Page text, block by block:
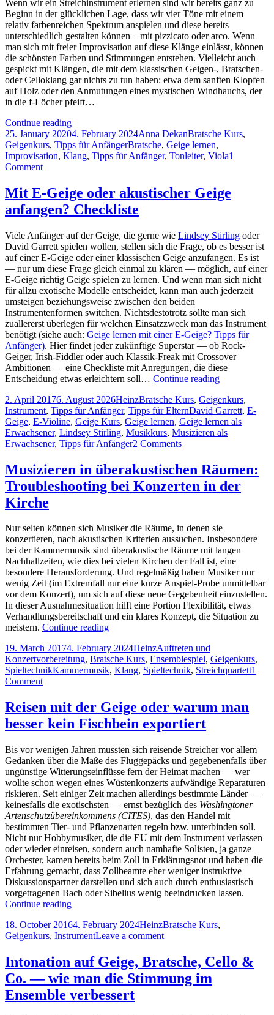
Wenn wir ein Streichinstrument erlernen sind wir bereits ganz zu
Beginn in der glücklichen Lage, dass wir vier Töne mit einem
relativ farbenreichen Spektrum anspielen und diese bereits
unterschiedlich gestalten können – mit pizzicato oder arco. Wenn
man sich mit freier Improvisation auf diese Klänge einlässt, können
die schönsten Farben und Stimmungen entstehen. Vielleicht auch
gespickt mit Klängen, die mit dem klassischen Geigen-, Bratschen-
oder Celloklang gar nichts zu tun haben: etwa dem sanften Klopfen
auf Holz oder den Anmutungen eines mystischen Windhauchs, der
in die f-Löcher pfeift…
Continue readingDer
Musizierende
als
Klang-
wie
man
auf
Streichinstrument
seine
eigene
Stimme
findet
Posted
on
25. January 20204. February 2024Author
Anna DekanCategories
Bratsche Kurs,
Geigenkurs, Tipps für AnfängerTags
Bratsche, Geige lernen,
Improvisation, Klang, Tipps für Anfänger, Tonleiter, Viola1
Commenton
Musizierende
als
Klang-
oder
wie
man
auf
einem
Streichinstrument
seine
eigene
Stimme
findet
Mit E-Geige oder akustischer Geige
anfangen? Checkliste
Viele Anfänger auf der Geige, die gerne wie Lindsey Stirling oder
David Garrett spielen wollen, stellen sich die Frage, ob es besser ist
auf einer E-Geige oder einer klassischen Geige anzufangen. Es ist
— nur um diese Frage gleich einmal zu klären — möglich, auf einer
E-Geige richtig Geige spielen zu lernen. Und wenn man sich nicht
für allzu exotische Modelle entscheidet, kann man auch jederzeit
umsteigen beziehungsweise zwischen den beiden
Instrumentenformen switchen. Nichtsdestotrotz sollte man sich
zuallererst überlegen für welchen Einsatzzweck man das Instrument
benötigt (siehe auch: Geige lernen mit einer E-Geige? Tipps für
Anfänger). Hier findet jeder zukünftige Superstar — ob Rock-
Geiger, Irish-Fiddler oder auch Klassik-Freak mit Crossover
Ambitionen — eine Checkliste mit Anregungen, die diese
Entscheidung etwas erleichtern soll… Continue readingMit
Geige
oder
akustischer
Geige
Posted
on
2. April 20176. August 2026Author
HeinzCategories
Bratsche Kurs, Geigenkurs,
Instrument, Tipps für Anfänger, Tipps für ElternTags
David Garrett, E-
Geige, E-Violine, Geige Kurs, Geige lernen, Geige lernen als
Erwachsener, Lindsey Stirling, Musikkurs, Musizieren als
Erwachsener, Tipps für Anfänger2 Commentson
Geige
oder
Checkliste
Musizieren in überakustischen Räumen:
Troubleshooting bei Konzerten in der
Kirche
Nur selten können sich Musiker die Räume, in denen sie
konzertieren, nach akustischen Kriterien aussuchen. Insbesondere
bei der Kammermusik sind überakustische Räume mit langen
Nachhallzeiten, wie dies bei vielen Kirchen der Fall ist, eine
besondere Herausforderung. Und regelmäßig haben Musiker nur
wenig Zeit (im Extremfall nur eine kurze Anspiel-Probe unmittelbar
vor dem Konzert), um sich auf diese neue Gegebenheit einzustellen.
In dieser Ausnahmesituation hilft eine Portion Flexibilität, etwas
Verhandlungsbereitschaft und ein klares Konzept, die Situation zu
meistern. Continue readingMusizieren
überakustischen
Räumen:
Troubleshooting
in
der
Kirche
Posted
on
19. March 20174. February 2024Author
HeinzCategories
Auftreten und
Konzertvorbereitung, Bratsche Kurs, Ensemblespiel, Geigenkurs,
SpieltechnikTags
Kammermusik, Klang, Spieltechnik, Streichquartett1
Commenton
in
überakustischen
Räumen:
bei
Konzerten
in
der
Kirche
Reisen mit der Geige oder warum man
besser kein Fischbein exportiert
Bis vor wenigen Jahren mussten sich reisende Streicher vor allem
Gedanken über die Maße des Fluggepäcks und gegebenenfalls über
ungünstige Witterungseinflüsse fern der Heimat machen — wer
wollte schon wegen eines Wüstenkonzerts aufwändige Reparaturen
riskieren. Seit einiger Zeit machen allerdings bestimmte Länder —
keinesfalls die exotischsten — ernst bezüglich des Washingtoner
Artenschutzübereinkommens (CITES), das den Handel mit
bestimmten Tier- und Pflanzenarten regeln bzw. unterbinden soll.
Nicht nur Hobbymusiker, die die EU mit dem Instrument verlassen
oder wieder einreisen, sondern auch namhafte Solisten, ja ganze
Orchester, kamen bereits beim Zoll in Erklärungsnot und haben die
Erfahrung gemacht, dass Zollbeamte eher weniger instruktive
Diskussionspartner darstellen und sich auch durch enthusiastisch
vorgetragenen Bach oder Sibelius wenig beeindrucken lassen.
Continue readingReisen
der
Geige
warum
man
besser
kein
Fischbein
Posted
on
18. October 20164. February 2024Author
HeinzCategories
Bratsche Kurs,
Geigenkurs, InstrumentLeave a commenton
mit
der
Geige
Intonation auf Geige, Bratsche, Cello &
Co. — wie man die Stimmung im
Ensemble verbessert